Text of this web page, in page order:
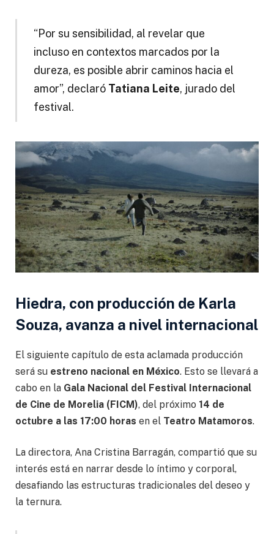
“Por su sensibilidad, al revelar que
incluso en contextos marcados por la
dureza, es posible abrir caminos hacia el
amor”, declaró Tatiana Leite, jurado del
festival.
Hiedra, con producción de Karla
Souza, avanza a nivel internacional
El siguiente capítulo de esta aclamada producción
será su estreno nacional en México. Esto se llevará a
cabo en la Gala Nacional del Festival Internacional
de Cine de Morelia (FICM), del próximo 14 de
octubre a las 17:00 horas en el Teatro Matamoros.
La directora, Ana Cristina Barragán, compartió que su
interés está en narrar desde lo íntimo y corporal,
desafiando las estructuras tradicionales del deseo y
la ternura.